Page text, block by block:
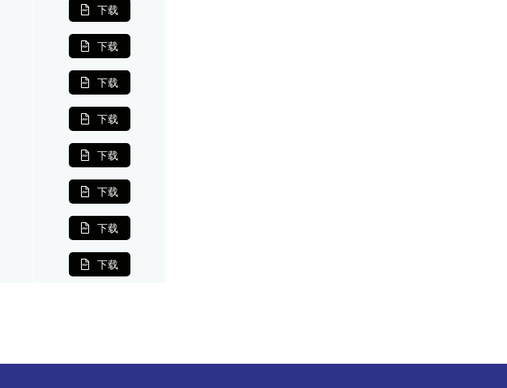
下载
下载
下载
下载
下载
下载
下载
下载